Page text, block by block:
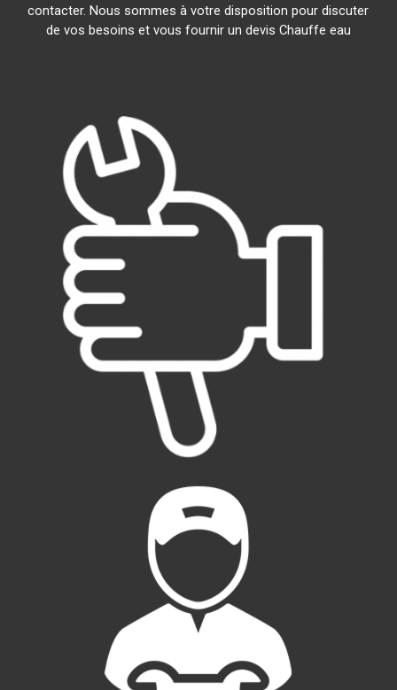
contacter. Nous sommes à votre disposition pour discuter
de vos besoins et vous fournir un devis Chauffe eau